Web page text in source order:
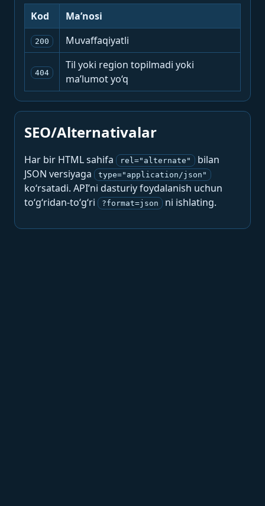
Kod Ma’nosi
200 Muvaffaqiyatli
404
Til yoki region topilmadi yoki
ma’lumot yo‘q
SEO/Alternativalar
Har bir HTML sahifa rel="alternate"
bilan
JSON versiyaga
type="application/json"
ko‘rsatadi. API’ni dasturiy foydalanish uchun
to‘g‘ridan-to‘g‘ri
?format=json ni ishlating.